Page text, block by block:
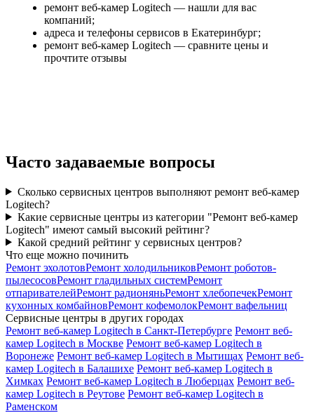
ремонт веб-камер Logitech — нашли для вас
компаний;
адреса и телефоны сервисов в Екатеринбург;
ремонт веб-камер Logitech — сравните цены и
прочтите отзывы
Часто задаваемые вопросы
Сколько сервисных центров выполняют ремонт веб-камер
Logitech?
Какие сервисные центры из категории "Ремонт веб-камер
Logitech" имеют самый высокий рейтинг?
Какой средний рейтинг у сервисных центров?
Что еще можно починить
Ремонт эхолотовРемонт холодильниковРемонт роботов-
пылесосовРемонт гладильных системРемонт
отпаривателейРемонт радионяньРемонт хлебопечекРемонт
кухонных комбайновРемонт кофемолокРемонт вафельниц
Сервисные центры в других городах
Ремонт веб-камер Logitech в Санкт-Петербурге Ремонт веб-
камер Logitech в Москве Ремонт веб-камер Logitech в
Воронеже Ремонт веб-камер Logitech в Мытищах Ремонт веб-
камер Logitech в Балашихе Ремонт веб-камер Logitech в
Химках Ремонт веб-камер Logitech в Люберцах Ремонт веб-
камер Logitech в Реутове Ремонт веб-камер Logitech в
Раменском